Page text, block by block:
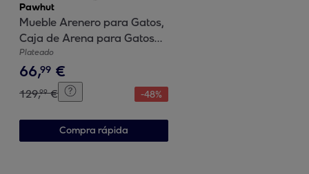
Pawhut
Mueble Arenero para Gatos,
Caja de Arena para Gatos
con Almohadilla para Rascar
y Puerta de Ratán, Mesa
Auxiliar para Salón,
Dormitorio, 80x50x50 cm,
Roble
Plateado
66,99 €
129,99 € -48%
Compra rápida